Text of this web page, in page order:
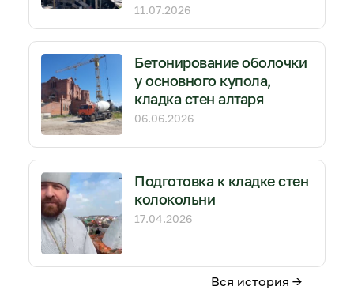
11.07.2026
Бетонирование оболочки
у основного купола,
кладка стен алтаря
06.06.2026
Подготовка к кладке стен
колокольни
17.04.2026
Вся история →